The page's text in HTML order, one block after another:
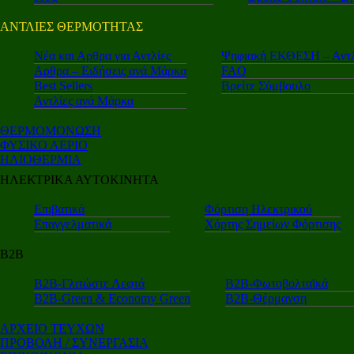
ΑΝΤΛΙΕΣ ΘΕΡΜΟΤΗΤΑΣ
Nέα και Αρθρα για Αντλίες
Αρθρα – Ειδήσεις ανά Μάρκα
Best Sellers
Αντλίες ανά Μάρκα
Ψηφιακή ΕΚΘΕΣΗ –
FAQ
Βρείτε Σύμβουλο
ΘΕΡΜΟΜΟΝΩΣΗ
ΦΥΣΙΚΟ ΑΕΡΙΟ
ΗΛΙΟΘΕΡΜΙΑ
ΗΛΕΚΤΡΙΚΑ ΑΥΤΟΚΙΝΗΤΑ
Επιβατικά
Επαγγελματικά
Φόρτιση Ηλεκτρικού
Χάρτης Σημείων Φόρτισης
Β2Β
Β2Β-Γλιτώστε Λεφτά
Β2Β-Green & Economy Green
Β2Β-Φωτοβολταϊκά
Β2Β-Θέρμανση
ΑΡΧΕΙΟ ΤΕΥΧΩΝ
ΠΡΟΒΟΛΗ / ΣΥΝΕΡΓΑΣΙΑ